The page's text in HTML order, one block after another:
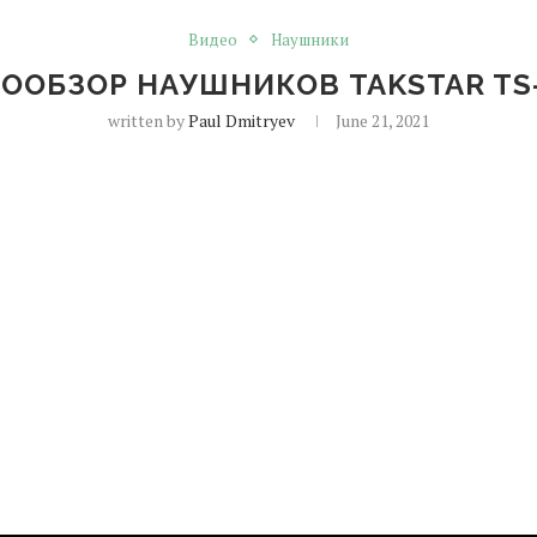
Видео Наушники
НАУШНИКОВ TAKSTAR
written byPaul Dmitryev June 21, 2021